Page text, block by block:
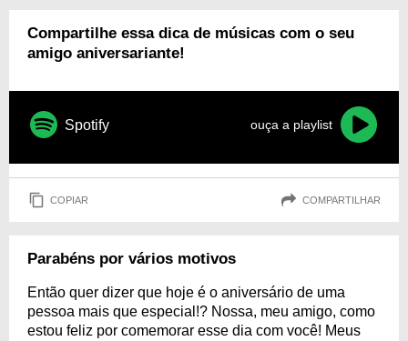
Compartilhe essa dica de músicas com o seu
amigo aniversariante!
Spotify ouça a playlist
COPIAR COMPARTILHAR
Parabéns por vários motivos
Então quer dizer que hoje é o aniversário de uma
pessoa mais que especial!? Nossa, meu amigo, como
estou feliz por comemorar esse dia com você! Meus